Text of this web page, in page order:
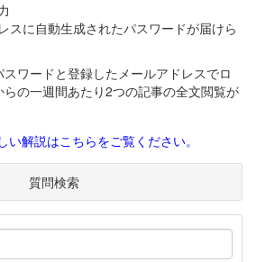
スに自動生成されたパスワードが届けら
ワードと登録したメールアドレスでロ
の一週間あたり2つの記事の全文閲覧が
い解説はこちらをご覧ください。
質問検索